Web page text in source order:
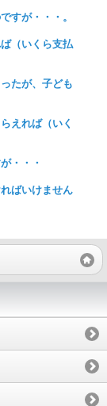
すが・・・。
（いくら支払
たが、子ども
えれば（いく
・・・
ばいけません